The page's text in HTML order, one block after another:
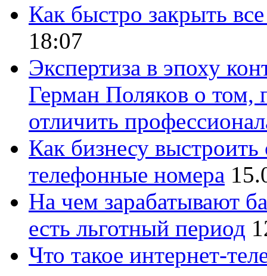
Как быстро закрыть
18:07
Экспертиза в эпоху
Герман Поляков о том,
отличить
Как бизнесу
телефонные номера
На чем зарабатывают
есть льготный период
Что такое интернет-